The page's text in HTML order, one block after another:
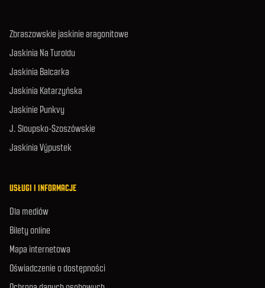
Zbraszowskie jaskinie aragonitowe
Jaskinia Na Turoldu
Jaskinia Balcarka
Jaskinia Katarzyńska
Jaskinie Punkvy
J. Sloupsko-Szoszówskie
Jaskinia Výpustek
USŁUGI I INFORMACJE
Dla mediów
Bilety online
Mapa internetowa
Oświadczenie o dostępności